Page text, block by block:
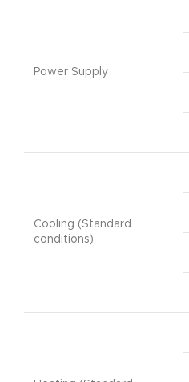
Power Supply
Cooling (Standard
conditions)